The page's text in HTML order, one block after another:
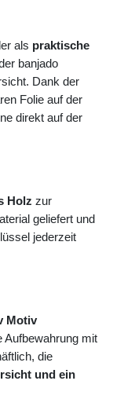
als praktische
banjado
Dank der
Folie auf der
direkt auf der
Holz zur
geliefert und
jederzeit
Motiv
Aufbewahrung mit
die
und ein